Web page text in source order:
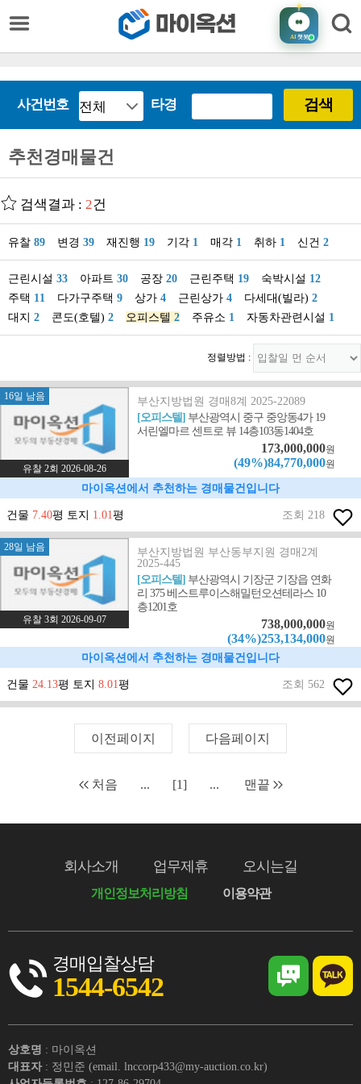
AI챗봇
사건번호 타경 검색
추천경매물건
검색결과 : 2건
유찰 89 변경 39 재진행 19 기각 1 매각 1 취하 1 신건 2
근린시설 33 아파트 30 공장 20 근린주택 19 숙박시설 12
주택 11 다가구주택 9 상가 4 근린상가 4 다세대(빌라) 2
대지 2 콘도(호텔) 2 오피스텔 2 주유소 1 자동차관련시설 1
정렬방법 :
16일 남음
유찰 2회 2026-08-26
부산지방법원 경매8계 2025-22089
[오피스텔] 부산광역시 중구 중앙동4가 19
서린엘마르 센트로 뷰 14층103동1404호
173,000,000원
(49%)84,770,000원
마이옥션에서 추천하는 경매물건입니다
건물 7.40평 토지 1.01평 조회 218
28일 남음
유찰 3회 2026-09-07
부산지방법원 부산동부지원 경매2계
2025-445
[오피스텔] 부산광역시 기장군 기장읍 연화
리 375 베스트루이스해밀턴오션테라스 10
층1201호
738,000,000원
(34%)253,134,000원
마이옥션에서 추천하는 경매물건입니다
건물 24.13평 토지 8.01평 조회 562
이전페이지 다음페이지
처음 ... [1] ... 맨끝
회사소개 업무제휴 오시는길
개인정보처리방침 이용약관
경매입찰상담
1544-6542
상호명 : 마이옥션
대표자 : 정민준 (email. lnccorp433@my-auction.co.kr)